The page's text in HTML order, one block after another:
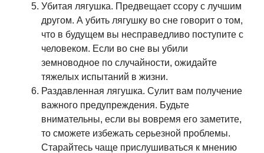
Убитая лягушка. Предвещает ссору с лучшим
другом. А убить лягушку во сне говорит о том,
что в будущем вы несправедливо поступите с
человеком. Если во сне вы убили
земноводное по случайности, ожидайте
тяжелых испытаний в жизни.
Раздавленная лягушка. Сулит вам получение
важного предупреждения. Будьте
внимательны, если вы вовремя его заметите,
то сможете избежать серьезной проблемы.
Старайтесь чаще прислушиваться к мнению